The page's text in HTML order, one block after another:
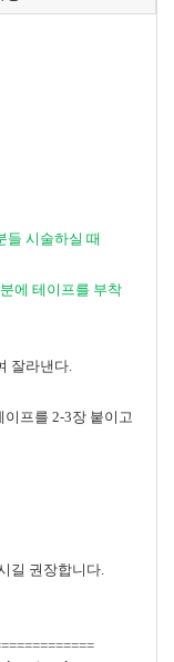
들 시술하실 때
에 테이프를 부착
잘라낸다.
이프를 2-3장 붙이고
길 권장합니다.